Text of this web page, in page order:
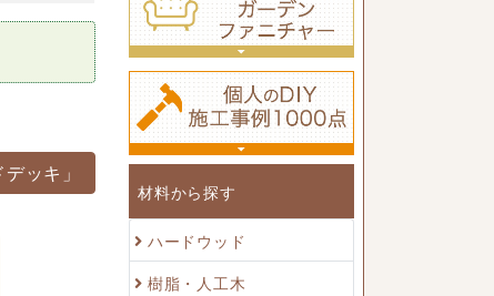
ッキ」
材料から探す
ハードウッド
樹脂・人工木